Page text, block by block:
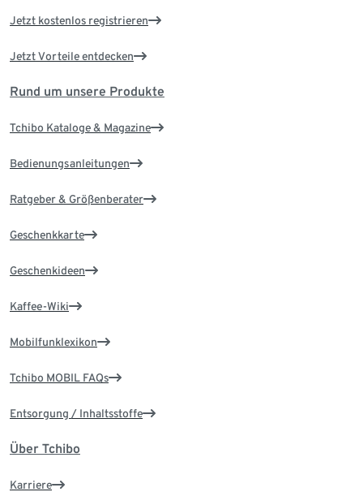
Jetzt kostenlos registrieren
Jetzt Vorteile entdecken
Rund um unsere Produkte
Tchibo Kataloge & Magazine
Bedienungsanleitungen
Ratgeber & Größenberater
Geschenkkarte
Geschenkideen
Kaffee-Wiki
Mobilfunklexikon
Tchibo MOBIL FAQs
Entsorgung / Inhaltsstoffe
Über Tchibo
Karriere